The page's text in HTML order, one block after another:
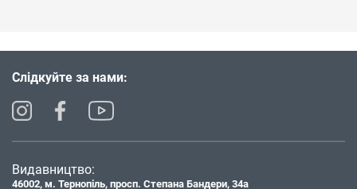
Слідкуйте за нами:
Видавництво:
46002, м. Тернопіль, просп. Степана Бандери, 34а